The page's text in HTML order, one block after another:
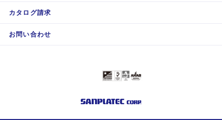
カタログ請求
お問い合わせ